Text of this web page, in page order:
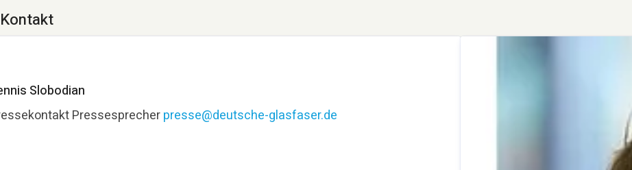
Kontakt
Slobodian
Pressesprecherpresse@deutsche-glasfaser.de